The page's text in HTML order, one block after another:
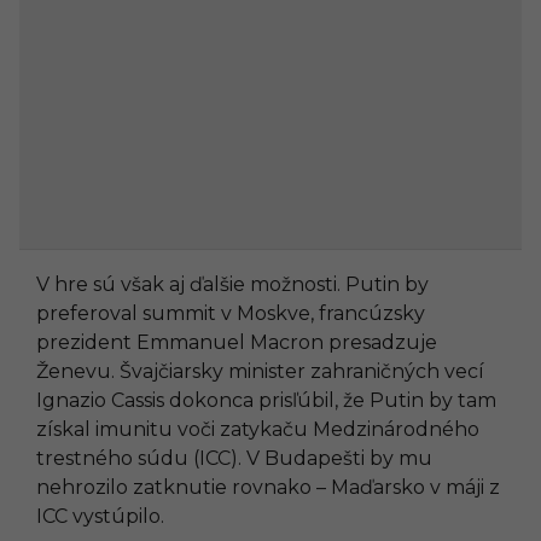
V hre sú však aj ďalšie možnosti. Putin by
preferoval summit v Moskve, francúzsky
prezident Emmanuel Macron presadzuje
Ženevu. Švajčiarsky minister zahraničných vecí
Ignazio Cassis dokonca prisľúbil, že Putin by tam
získal imunitu voči zatykaču Medzinárodného
trestného súdu (ICC). V Budapešti by mu
nehrozilo zatknutie rovnako – Maďarsko v máji z
ICC vystúpilo.